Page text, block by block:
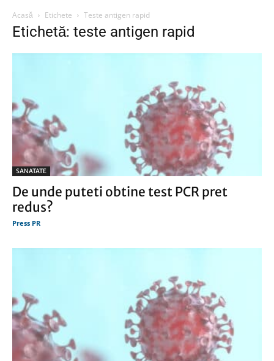
Acasă Etichete Teste antigen rapid
Etichetă: teste antigen rapid
SANATATE
De unde puteti obtine test PCR pret
redus?
Press PR